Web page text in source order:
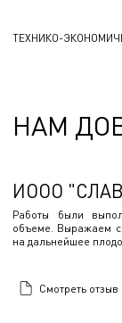
ТЕХНИКО-
НАМ
ИООО
Работы были
объеме. Выражаем
на дальнейшее
Смотреть отзыв